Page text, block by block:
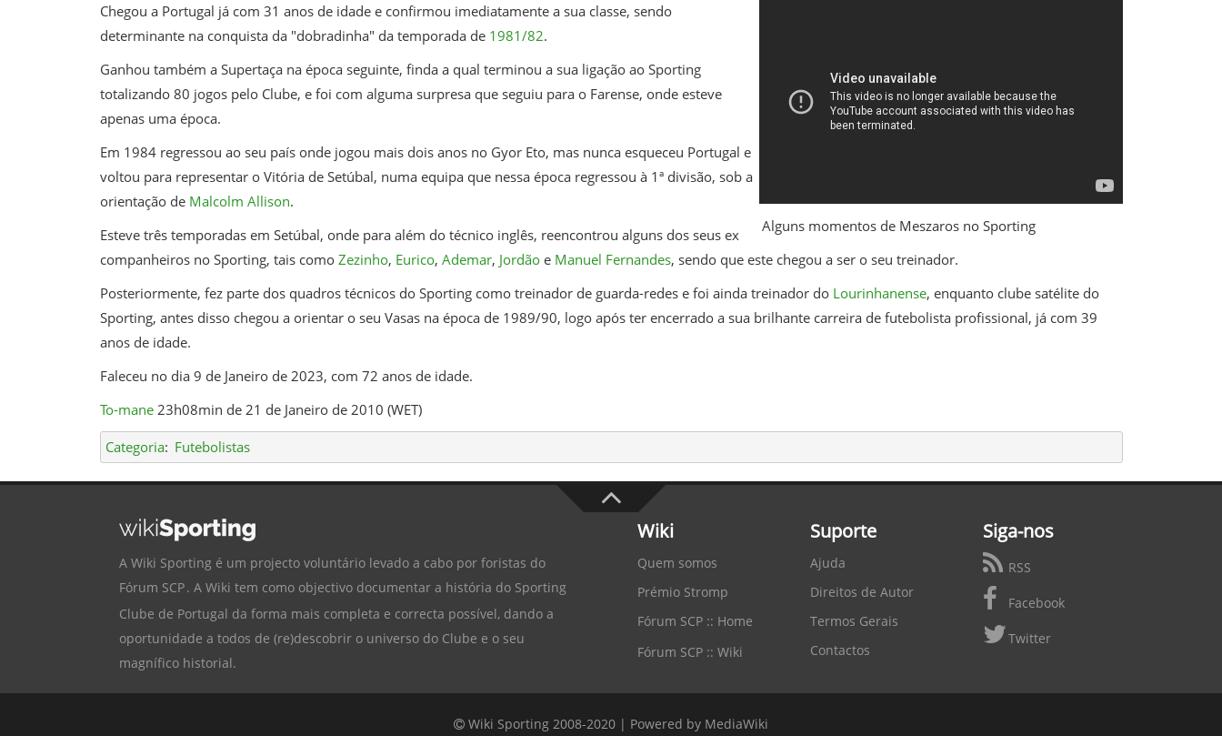
Alguns momentos de Meszaros no Sporting
Chegou a Portugal já com 31 anos de idade e confirmou imediatamente a sua classe, sendo
determinante na conquista da "dobradinha" da temporada de 1981/82.
Ganhou também a Supertaça na época seguinte, finda a qual terminou a sua ligação ao Sporting
totalizando 80 jogos pelo Clube, e foi com alguma surpresa que seguiu para o Farense, onde esteve
apenas uma época.
Em 1984 regressou ao seu país onde jogou mais dois anos no Gyor Eto, mas nunca esqueceu Portugal e
voltou para representar o Vitória de Setúbal, numa equipa que nessa época regressou à 1ª divisão, sob a
orientação de Malcolm Allison.
Esteve três temporadas em Setúbal, onde para além do técnico inglês, reencontrou alguns dos seus ex
companheiros no Sporting, tais como Zezinho, Eurico, Ademar, Jordãoe Manuel Fernandes, sendo que este chegou a ser o seu treinador.
Posteriormente, fez parte dos quadros técnicos do Sporting como treinador de guarda-redes e foi ainda treinador do Lourinhanense, enquanto clube satélite do
Sporting, antes disso chegou a orientar o seu Vasas na época de 1989/90, logo após ter encerrado a sua brilhante carreira de futebolista profissional, já com 39
anos de idade.
Faleceu no dia 9 de Janeiro de 2023, com 72 anos de idade.
To-mane23h08min de 21 de Janeiro de 2010 (WET)
Categoria: Futebolistas
A Wiki Sporting é um projecto voluntário levado a cabo por foristas do
Fórum SCP. A Wiki tem como objectivo documentar a história do Sporting
Clube de Portugal da forma mais completa e correcta possível, dando a
oportunidade a todos de (re)descobrir o universo do Clube e o seu
magnífico historial.
Wiki
Quem somos
Prémio Stromp
Fórum SCP :: Home
Fórum SCP :: Wiki
Suporte
Ajuda
Direitos de Autor
Termos Gerais
Contactos
Siga-nos
RSS
Facebook
Twitter
Wiki Sporting 2008-2020 | Powered by MediaWiki